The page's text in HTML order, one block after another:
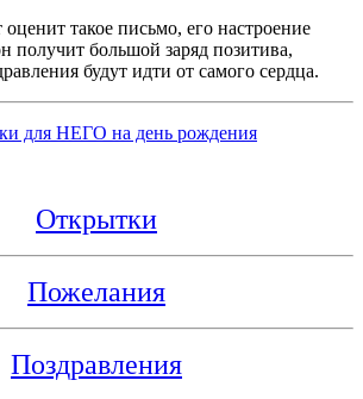
оценит такое письмо, его настроение
получит большой заряд позитива,
будут идти от самого сердца.
для НЕГО на день рождения
Открытки
Пожелания
Поздравления